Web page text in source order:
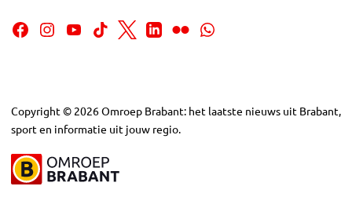
Copyright © 2026Omroep Brabant: het laatste nieuws uit Brabant,
sport en informatie uit jouw regio.